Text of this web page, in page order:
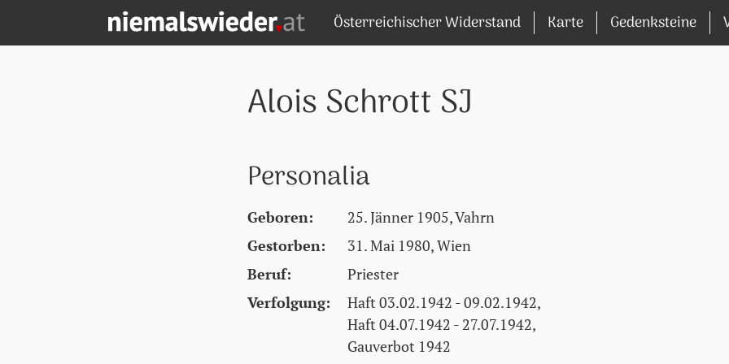
Zum Hauptinhalt springen
Zum Hauptmenü springen
Zu den Quicklinks springen
NIEMALS WIEDER! - STARTSEITE Österreichischer Widerstand Karte Gedenksteine
Alois Schrott SJ
Personalia
Geboren:
25. Jänner 1905, Vahrn
Gestorben:
31. Mai 1980, Wien
Beruf:
Priester
Verfolgung:
Haft 03.02.1942 - 09.02.1942,
Haft 04.07.1942 - 27.07.1942,
Gauverbot 1942